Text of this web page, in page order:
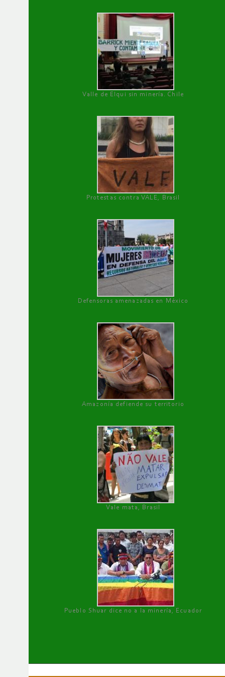
Valle de Elqui sin minería. Chile
Protestas contra VALE, Brasil
Defensoras amenazadas en México
Amazonía defiende su territorio
Vale mata, Brasil
Pueblo Shuar dice no a la minería, Ecuador